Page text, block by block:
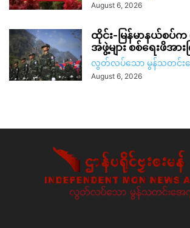
August 6, 2026
ထိုင်း-မြန်မာနယ်စပ်
အဖွဲ့များ စစ်ရေးဖိအာ
လွတ်လပ်သော မွန်သတင်းအ
August 6, 2026